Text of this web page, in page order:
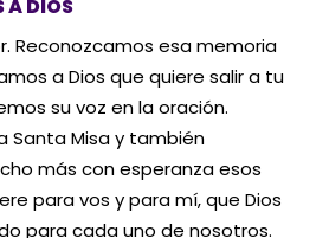
A DIOS
Reconozcamos esa memoria
a Dios que quiere salir a tu
su voz en la oración.
Santa Misa y también
más con esperanza esos
para vos y para mí, que Dios
para cada uno de nosotros.